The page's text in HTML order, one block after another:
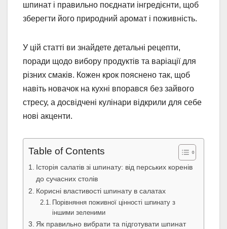
шпинат і правильно поєднати інгредієнти, щоб
зберегти його природний аромат і поживність.
У цій статті ви знайдете детальні рецепти,
поради щодо вибору продуктів та варіації для
різних смаків. Кожен крок пояснено так, щоб
навіть новачок на кухні впорався без зайвого
стресу, а досвідчені кулінари відкрили для себе
нові акценти.
Table of Contents
Історія салатів зі шпинату: від перських коренів
до сучасних столів
Корисні властивості шпинату в салатах
Порівняння поживної цінності шпинату з
іншими зеленими
Як правильно вибрати та підготувати шпинат